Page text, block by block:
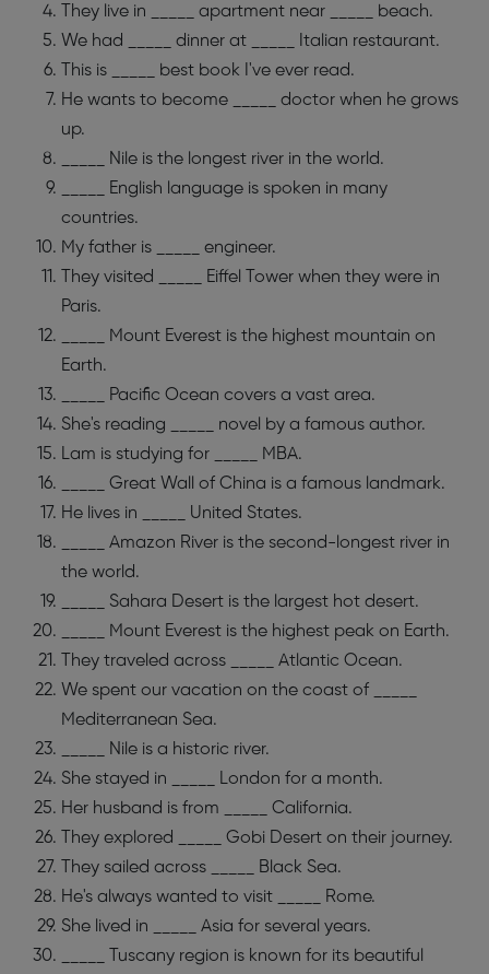
They live in _____ apartment near _____ beach.
We had _____ dinner at _____ Italian restaurant.
This is _____ best book I've ever read.
He wants to become _____ doctor when he grows
up.
_____ Nile is the longest river in the world.
_____ English language is spoken in many
countries.
My father is _____ engineer.
They visited _____ Eiffel Tower when they were in
Paris.
_____ Mount Everest is the highest mountain on
Earth.
_____ Pacific Ocean covers a vast area.
She's reading _____ novel by a famous author.
Lam is studying for _____ MBA.
_____ Great Wall of China is a famous landmark.
He lives in _____ United States.
_____ Amazon River is the second-longest river in
the world.
_____ Sahara Desert is the largest hot desert.
_____ Mount Everest is the highest peak on Earth.
They traveled across _____ Atlantic Ocean.
We spent our vacation on the coast of _____
Mediterranean Sea.
_____ Nile is a historic river.
She stayed in _____ London for a month.
Her husband is from _____ California.
They explored _____ Gobi Desert on their journey.
They sailed across _____ Black Sea.
He's always wanted to visit _____ Rome.
She lived in _____ Asia for several years.
_____ Tuscany region is known for its beautiful